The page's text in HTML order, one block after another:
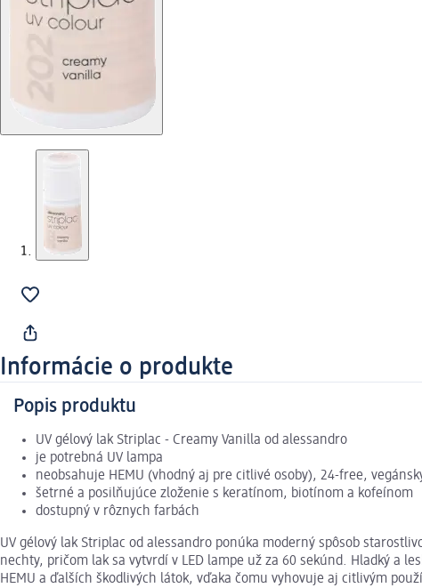
Informácie o produkte
Popis produktu
UV gélový lak Striplac - Creamy Vanilla od alessandro
je potrebná UV lampa
neobsahuje HEMU (vhodný aj pre citlivé osoby), 24-free,
šetrné a posilňujúce zloženie s keratínom, biotínom a kofeínom
dostupný v rôznych farbách
UV gélový lak Striplac od alessandro ponúka moderný spôsob
nechty, pričom lak sa vytvrdí v LED lampe už za 60 sekúnd. Hladký a
HEMU a ďalších škodlivých látok, vďaka čomu vyhovuje aj citlivým